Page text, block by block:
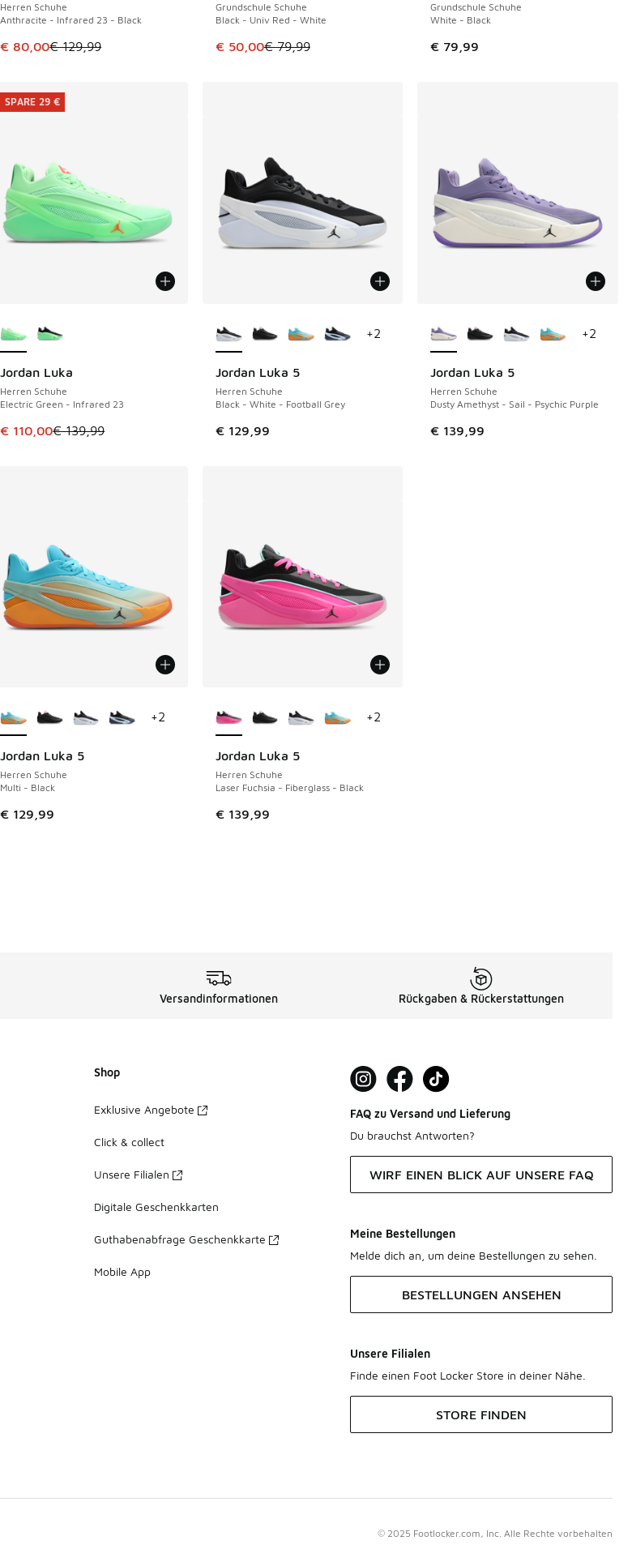
von € 79,99 auf € 55,00 gefallen
Herren Schuhe
Anthracite - Infrared 23 - Black
Dieser Artikel ist im Sale. Der Preis ist von € 129,99 auf € 80,00 gefallen
€ 80,00€ 129,99
Grundschule Schuhe
Black - Univ Red - White
Dieser Artikel ist im Sale. Der Preis ist von € 79,99 auf € 50,00
€ 50,00€ 79,99
Grundschule Schuhe
White - Black
€ 79,99
von € 79,99 auf € 55,00 gefallen
Jordan Luka
Herren Schuhe
Electric Green - Infrared 23
Dieser Artikel ist im Sale. Der Preis ist von € 139,99 auf € 110,00 gefallen
€ 110,00€ 139,99
SPARE 29 €
SPARE 29 €
Jordan Luka 5
Herren Schuhe
Black - White - Football Grey
€ 129,99
+2
Jordan Luka 5
Herren Schuhe
Dusty Amethyst - Sail - Psychic Purple
€ 139,99
+2
Jordan Luka 5
Herren Schuhe
Multi - Black
€ 129,99
+2
Jordan Luka 5
Herren Schuhe
Laser Fuchsia - Fiberglass - Black
€ 139,99
+2
Versandinformationen Rückgaben & Rückerstattungen
Shop
Exklusive Angebote
Click & collect
Unsere Filialen
Digitale Geschenkkarten
Guthabenabfrage Geschenkkarte
Mobile App
FAQ zu Versand und Lieferung
Du brauchst Antworten?
WIRF EINEN BLICK AUF UNSERE FAQ
Meine Bestellungen
Melde dich an, um deine Bestellungen zu sehen.
BESTELLUNGEN ANSEHEN
Unsere Filialen
Finde einen Foot Locker Store in deiner Nähe.
STORE FINDEN
© 2025 Footlocker.com, Inc. Alle Rechte vorbehalten